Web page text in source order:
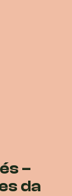
–
da